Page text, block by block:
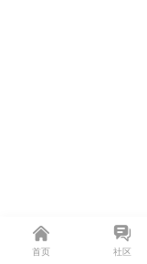
首页 社区